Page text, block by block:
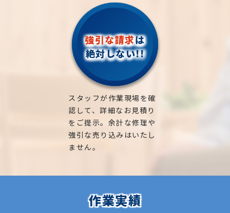
強引な請求は
絶対しない!!
スタッフが作業現場を確
認して、詳細なお見積り
をご提示。余計な修理や
強引な売り込みはいたし
ません。
作業実績